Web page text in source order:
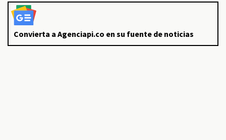
Convierta a Agenciapi.co en su fuente de noticias